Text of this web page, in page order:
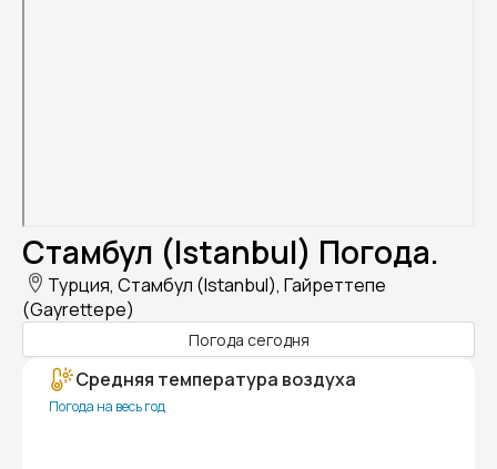
Стамбул (Istanbul) Погода.
Турция, Стамбул (Istanbul), Гайреттепе
(Gayrettepe)
Погода сегодня
Средняя температура воздуха
Погода на весь год